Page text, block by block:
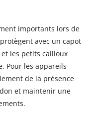
importants lors de
avec un capot
les petits cailloux
Pour les appareils
de la présence
et maintenir une